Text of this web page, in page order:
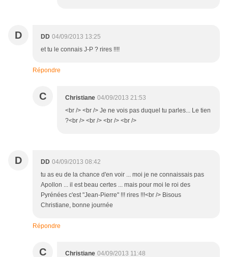
D DD 04/09/2013 13:25
et tu le connais J-P ? rires !!!!
Répondre
C Christiane 04/09/2013 21:53
<br /> <br /> Je ne vois pas duquel tu parles... Le tien
?<br /> <br /> <br /> <br />
D DD 04/09/2013 08:42
tu as eu de la chance d'en voir ... moi je ne connaissais pas
Apollon ... il est beau certes ... mais pour moi le roi des
Pyrénées c'est "Jean-Pierre" !!! rires !!!<br /> Bisous
Christiane, bonne journée
Répondre
C Christiane 04/09/2013 11:48